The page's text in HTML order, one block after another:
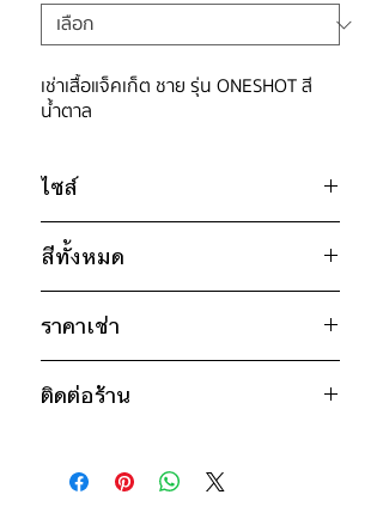
เช่าเสื้อแจ็คเก็ต ชาย รุ่น ONESHOT สี
น้ำตาล
ไซส์
ไซส์ : M
อก 42" / เอว 40" / สะโพก 36" /
ไหล่กว้าง 17.5" / วงแขน 20" / ยาว
24"
ไซส์ : L
อก 44" / เอว 42" / สะโพก 38" /
ไซส์ : XL
สีทั้งหมด
ราคาเช่า
คืน)
ติดต่อร้านเพื่อสอบถามราคา
ติดต่อร้าน
ดูแผนที่ร้าน